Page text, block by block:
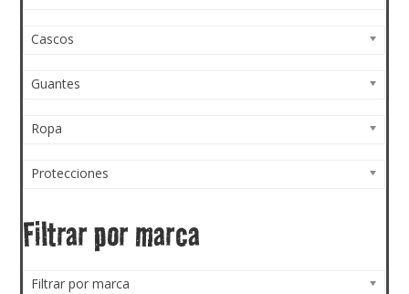
Cascos
Guantes
Ropa
Protecciones
Filtrar por marca
Filtrar por marca